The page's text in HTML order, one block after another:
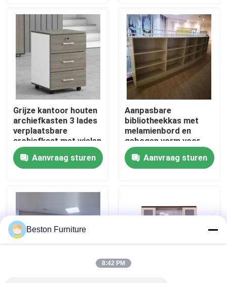
Over ons
Fabriekstocht
Kwaliteitscontrole
Neem contact met ons op
Gevallen
Blog
Grijze kantoor houten
archiefkasten 3 lades
verplaatsbare
archiefkast met wielen
Aanvraag sturen
Aanpasbare
bibliotheekkas met
melamienbord en
gebogen vorm voor
kantooropslag
Aanvraag sturen
Beston Furniture
8:42 PM